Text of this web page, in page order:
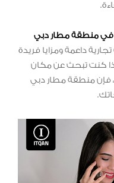
منطقة مطار دبي
داعمة ومزايا فريدة
كنت تبحث عن مكان
فإن منطقة مطار دبي